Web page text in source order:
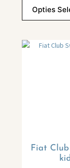
Opties
Fiat